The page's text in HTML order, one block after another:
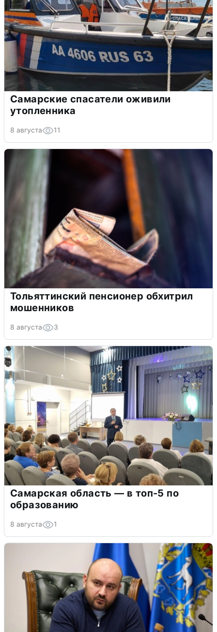
Самарские спасатели оживили
утопленника
8 августа 11
Тольяттинский пенсионер обхитрил
мошенников
8 августа 3
Самарская область — в топ-5 по
образованию
8 августа 1